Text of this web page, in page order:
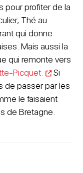
pour profiter de la
Thé au
qui donne
Mais aussi la
qui remonte vers
Picquet.
Si
de passer par les
le faisaient
de Bretagne.